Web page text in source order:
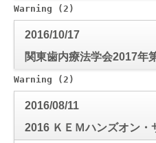
口演演題募集について
Warning (2)
2016/10/17
関東歯内療法学会2017年
口演演題 事前抄録作成要綱
Warning (2)
2016/08/11
2016 ＫＥＭハンズオン・